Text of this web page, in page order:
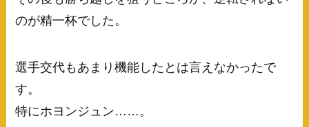
のが精一杯でした。
選手交代もあまり機能したとは言えなかったで
す。
特にホヨンジュン……。